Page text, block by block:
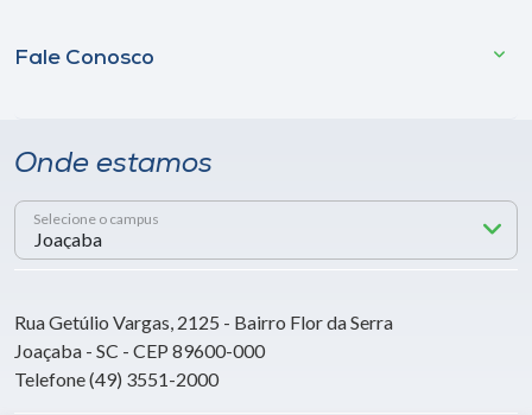
Fale Conosco
Onde estamos
Selecione o campus
Rua Getúlio Vargas, 2125 - Bairro Flor da Serra
Joaçaba - SC - CEP 89600-000
Telefone (49) 3551-2000